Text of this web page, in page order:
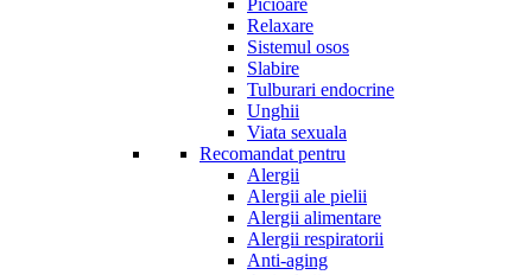
Picioare
Relaxare
Sistemul osos
Slabire
Tulburari endocrine
Unghii
Viata sexuala
Recomandat pentru
Alergii
Alergii ale pielii
Alergii alimentare
Alergii respiratorii
Anti-aging